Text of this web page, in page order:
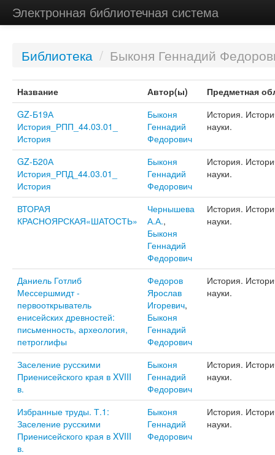
Электронная библиотечная система
Библиотека / Быконя Геннадий
Название Автор(ы)
Предметная
GZ-Б19А
История_РПП_44.03.01_
История
Быконя
Геннадий
Федорович
История.
науки.
GZ-Б20А
История_РПД_44.03.01_
История
Быконя
Геннадий
Федорович
История.
науки.
ВТОРАЯ
КРАСНОЯРСКАЯ«ШАТОСТЬ»
Чернышева
А.А.,
Быконя
Геннадий
Федорович
История.
науки.
Даниель Готлиб
Мессершмидт -
первооткрыватель
енисейских древностей:
письменность, археология,
петроглифы
Федоров
Ярослав
Игоревич,
Быконя
Геннадий
Федорович
История.
науки.
Заселение русскими
Приенисейского края в XVIII
в.
Быконя
Геннадий
Федорович
История.
науки.
Избранные труды. Т.1:
Заселение русскими
Приенисейского края в XVIII
в.
Быконя
Геннадий
Федорович
История.
науки.